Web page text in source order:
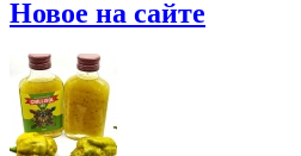
Новое на сайте